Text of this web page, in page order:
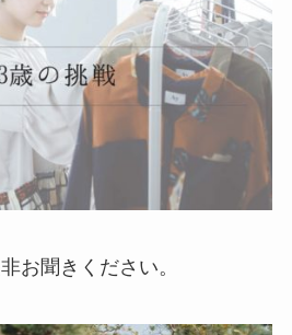
お聞きください。